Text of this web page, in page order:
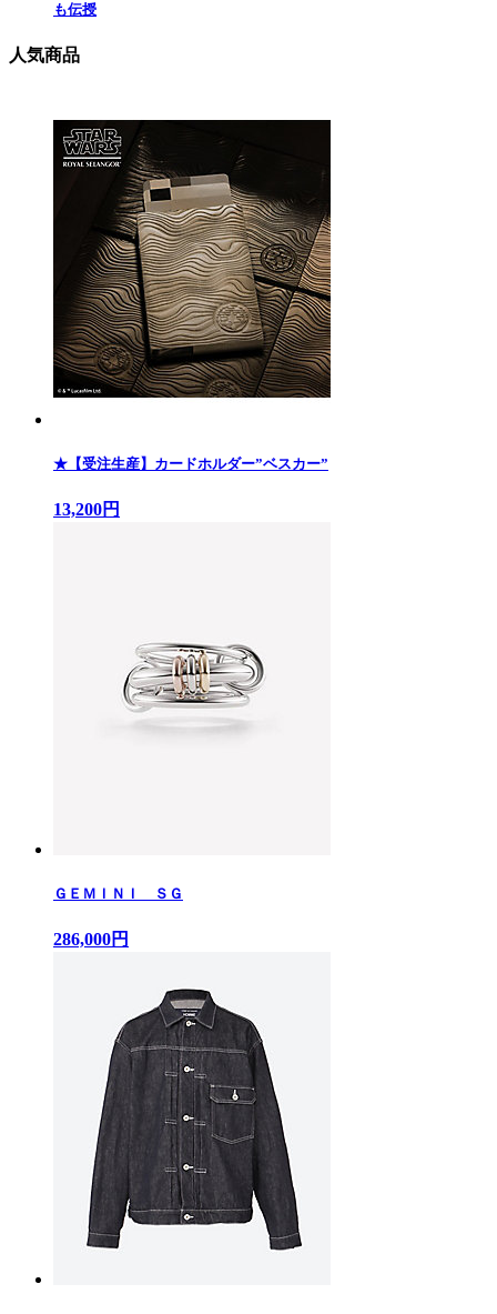
も伝授
人気商品
★【受注生産】カードホルダー”ベスカー”
13,200円
ＧＥＭＩＮＩ ＳＧ
286,000円